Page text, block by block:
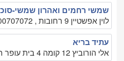
שמשי רחמים ואהרון שמשי-
לוין אפשטיין 9 רחובות , 1700707072
עתיד בריא
אלי הורוביץ 12 קומה 4 בית עופר רחובות , 08-9413388